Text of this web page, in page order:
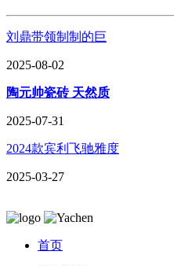
刘鼎带领制制的巨
2025-08-02
陶元帅瓷砖 天然质
2025-07-31
2024款宾利飞驰雅度
2025-03-27
首页